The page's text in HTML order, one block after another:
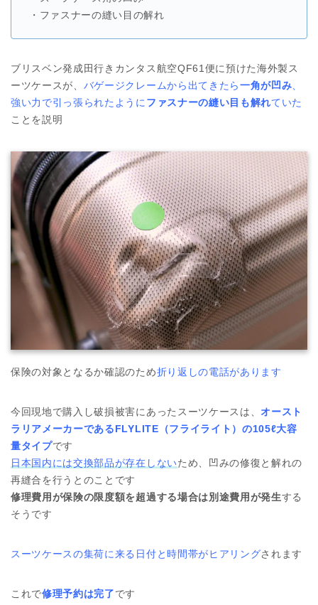
・ファスナーの縫い目の解れ
ブリスベン発成田行きカンタス航空QF61便に預けた海外製ス
ーツケースが、 バゲージクレームから出てきたら 一角が凹み、
強い力で引っ張られたように ファスナーの縫い目も解れていた
ことを説明
保険の対象となるか確認のため折り返しの電話があります
今回現地で購入し破損被害にあったスーツケースは、オースト
ラリアメーカーであるFLYLITE（フライライト）の105ℓ大容
量タイプです
日本国内には交換部品が存在しないため、凹みの修復と解れの
再縫合を行うとのことです
修理費用が保険の限度額を超過する場合は別途費用が発生する
そうです
スーツケースの集荷に来る日付と時間帯がヒアリングされます
これで修理予約は完了 です